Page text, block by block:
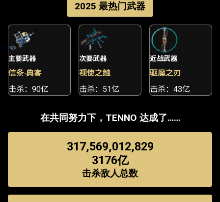
2025 最热门武器
主要武器
信条·典客
击杀：90亿
次要武器
视使之触
击杀：51亿
近战武器
驱魔之刃
击杀：43亿
在共同努力下，TENNO 达成了……
317,569,012,829
3176亿
击杀敌人总数